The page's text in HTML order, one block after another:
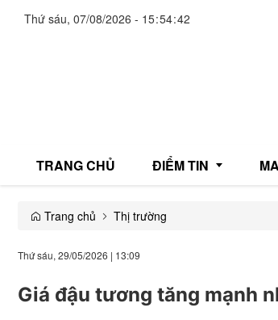
Thứ sáu, 07/08/2026 - 15:54:43
TRANG CHỦ ĐIỂM TIN
Đời sống
Trang chủ Thị trường
Thứ sáu, 29/05/2026 | 13:09
Giá đậu tương tăng mạnh